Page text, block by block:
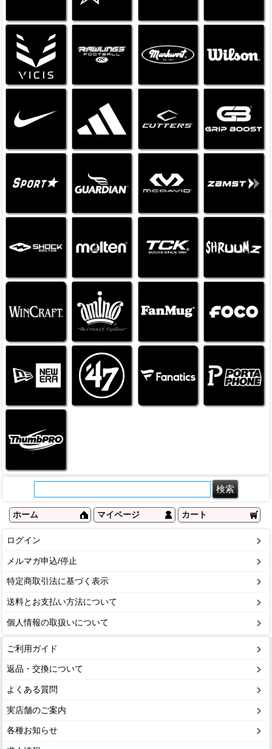
ホーム マイページ カート
ログイン
メルマガ申込/停止
特定商取引法に基づく表示
送料とお支払い方法について
個人情報の取扱いについて
ご利用ガイド
返品・交換について
よくある質問
実店舗のご案内
各種お知らせ